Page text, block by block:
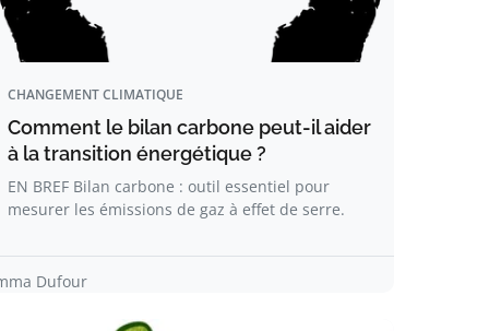
CHANGEMENT CLIMATIQUE
Comment le bilan carbone peut-il aider
à la transition énergétique ?
EN BREF Bilan carbone : outil essentiel pour
mesurer les émissions de gaz à effet de serre.
Dufour